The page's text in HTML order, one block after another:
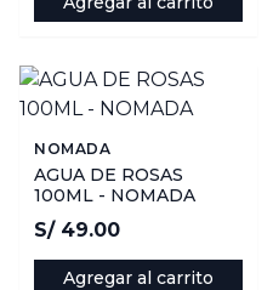
NOMADA
AGUA DE ROSAS
100ML - NOMADA
S/ 49.00
Agregar al carrito